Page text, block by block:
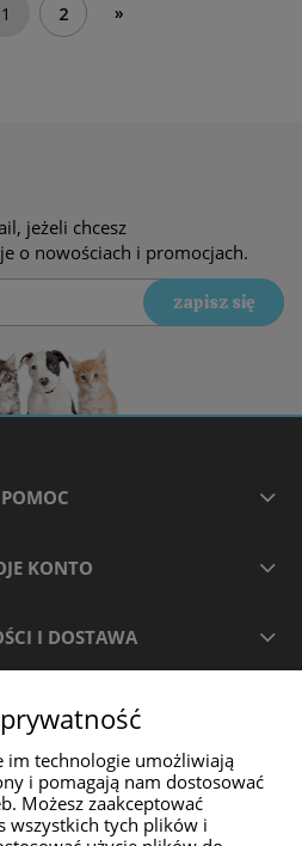
1 2 »
jeżeli chcesz
o nowościach i promocjach.
zapisz się
POMOC
KONTO
I DOSTAWA
O NAS
im technologie umożliwiają
i pomagają nam dostosować
Możesz zaakceptować
wszystkich tych plików i